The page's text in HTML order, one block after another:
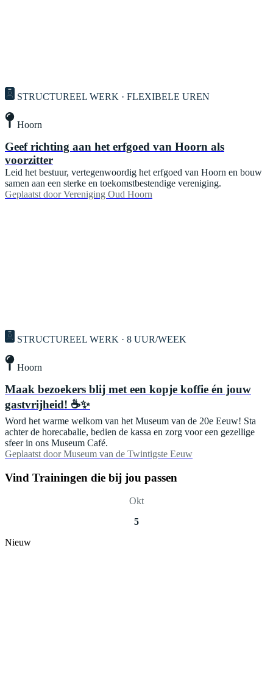
STRUCTUREEL WERK · FLEXIBELE UREN
Hoorn
Geef richting aan het erfgoed van Hoorn als
voorzitter
Leid het bestuur, vertegenwoordig het erfgoed van Hoorn en bouw
samen aan een sterke en toekomstbestendige vereniging.
Geplaatst door Vereniging Oud Hoorn
STRUCTUREEL WERK · 8 UUR/WEEK
Hoorn
Maak bezoekers blij met een kopje koffie én jouw
gastvrijheid! ☕✨
Word het warme welkom van het Museum van de 20e Eeuw! Sta
achter de horecabalie, bedien de kassa en zorg voor een gezellige
sfeer in ons Museum Café.
Geplaatst door Museum van de Twintigste Eeuw
Vind Trainingen die bij jou passen
Okt
5
Nieuw